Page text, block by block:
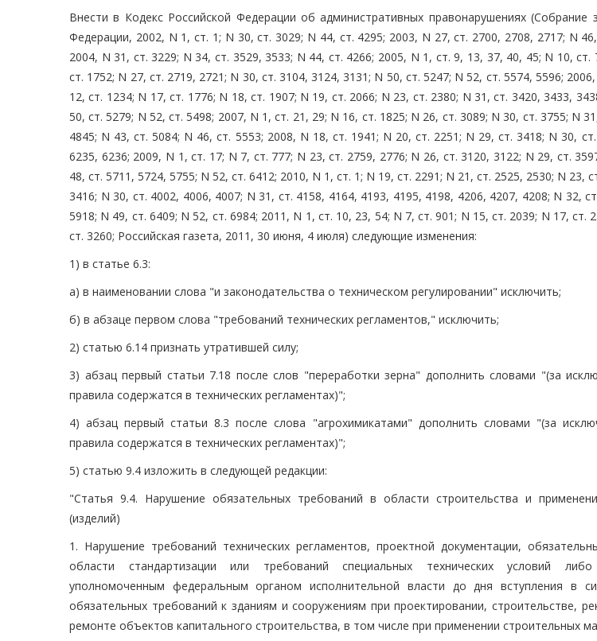
Внести в Кодекс Российской Федерации об административных правонарушениях (Собрание
Федерации, 2002, N 1, ст. 1; N 30, ст. 3029; N 44, ст. 4295; 2003, N 27, ст. 2700, 2708, 2717; N
2004, N 31, ст. 3229; N 34, ст. 3529, 3533; N 44, ст. 4266; 2005, N 1, ст. 9, 13, 37, 40, 45; N 10,
ст. 1752; N 27, ст. 2719, 2721; N 30, ст. 3104, 3124, 3131; N 50, ст. 5247; N 52, ст. 5574, 5596;
12, ст. 1234; N 17, ст. 1776; N 18, ст. 1907; N 19, ст. 2066; N 23, ст. 2380; N 31, ст. 3420, 3433,
50, ст. 5279; N 52, ст. 5498; 2007, N 1, ст. 21, 29; N 16, ст. 1825; N 26, ст. 3089; N 30, ст. 3755; N
4845; N 43, ст. 5084; N 46, ст. 5553; 2008, N 18, ст. 1941; N 20, ст. 2251; N 29, ст. 3418; N 30,
6235, 6236; 2009, N 1, ст. 17; N 7, ст. 777; N 23, ст. 2759, 2776; N 26, ст. 3120, 3122; N 29, ст.
48, ст. 5711, 5724, 5755; N 52, ст. 6412; 2010, N 1, ст. 1; N 19, ст. 2291; N 21, ст. 2525, 2530; N 23,
3416; N 30, ст. 4002, 4006, 4007; N 31, ст. 4158, 4164, 4193, 4195, 4198, 4206, 4207, 4208; N 32,
5918; N 49, ст. 6409; N 52, ст. 6984; 2011, N 1, ст. 10, 23, 54; N 7, ст. 901; N 15, ст. 2039; N 17, ст.
ст. 3260; Российская газета, 2011, 30 июня, 4 июля) следующие изменения:
1) в статье 6.3:
а) в наименовании слова "и законодательства о техническом регулировании" исключить;
б) в абзаце первом слова "требований технических регламентов," исключить;
2) статью 6.14 признать утратившей силу;
3) абзац первый статьи 7.18 после слов "переработки зерна" дополнить словами "(за
правила содержатся в технических регламентах)";
4) абзац первый статьи 8.3 после слова "агрохимикатами" дополнить словами "(за
правила содержатся в технических регламентах)";
5) статью 9.4 изложить в следующей редакции:
"Статья 9.4. Нарушение обязательных требований в области строительства и
(изделий)
1. Нарушение требований технических регламентов, проектной документации,
области стандартизации или требований специальных технических условий
уполномоченным федеральным органом исполнительной власти до дня вступления в
обязательных требований к зданиям и сооружениям при проектировании, строительстве,
ремонте объектов капитального строительства, в том числе при применении строительных